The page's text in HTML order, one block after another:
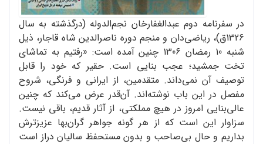
در سفرنامه دوم عبدالغفارخان نجم‌الدوله (درگذشته به سال
1326ق)، ریاضی‌دان و منجم دوره ناصرالدین شاه قاجار، ذیل
شنبه 10 رمضان 1306 چنین آمده است: «رفتیم به تماشای
تخت جمشید؛ عجب بنایی است. حقیر که خود را قابل
توصیف آن نمی‌داند. متقدمین، از ایرانی و فرنگی، شروح
مفصل در این باب نوشته‌اند. آن‌قدر عرض می‌کند که چنین
عالی‌بنایی امروز در هیچ مملکتی، از آثار قدیم، باقی نیست.
سزاوار این است که از هر گونه جواهر گران‌بها عزیزترش
بداریم و حال بی‌صاحب و بدون مستحفظ سالیان دراز است